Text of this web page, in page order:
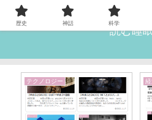
読む睡
テクノロジー 経
歴史 神話 科学